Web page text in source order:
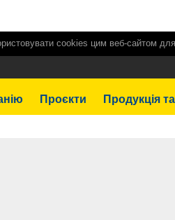
cookies цим веб-сайтом для
Проєкти Продукція